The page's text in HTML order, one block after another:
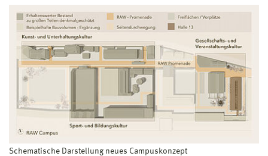
Schematische Darstellung neues Campuskonzept